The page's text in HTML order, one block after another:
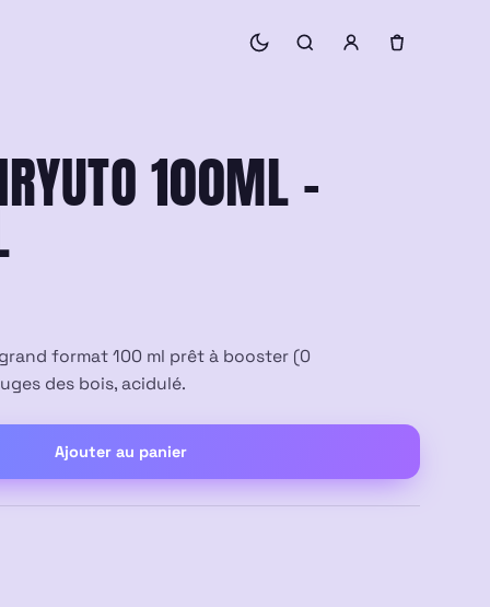
100ML –
format 100 ml prêt à booster (0
des bois, acidulé.
Ajouter au panier